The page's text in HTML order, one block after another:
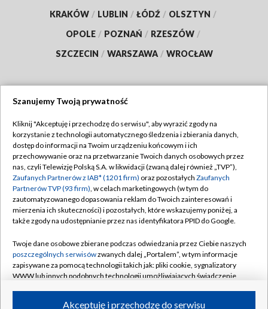
KRAKÓW / LUBLIN / ŁÓDŹ / OLSZTYN /
OPOLE / POZNAŃ / RZESZÓW /
SZCZECIN / WARSZAWA / WROCŁAW
TVP
Abonament TVP
Emisja w TVP
Centrum informacji TVP
Naziemna Telewizja Cyfrowa
Rada Programowa
System NOS
Informacje o nadawcy
Regulamin TVP
Polityka prywatności
Moje zgody
Pomoc
Kontakt
Kanały
Szanujemy Twoją prywatność
Kliknij "Akceptuję i przechodzę do serwisu", aby wyrazić zgody na
korzystanie z technologii automatycznego śledzenia i zbierania danych,
dostęp do informacji na Twoim urządzeniu końcowym i ich
przechowywanie oraz na przetwarzanie Twoich danych osobowych przez
nas, czyli Telewizję Polską S.A. w likwidacji (zwaną dalej również „TVP”),
Zaufanych Partnerów z IAB* (1201 firm) oraz pozostałych Zaufanych
Partnerów TVP (93 firm), w celach marketingowych (w tym do
zautomatyzowanego dopasowania reklam do Twoich zainteresowań i
mierzenia ich skuteczności) i pozostałych, które wskazujemy poniżej, a
także zgody na udostępnianie przez nas identyfikatora PPID do Google.
Twoje dane osobowe zbierane podczas odwiedzania przez Ciebie naszych
poszczególnych serwisówzwanych dalej „Portalem”, w tym informacje
zapisywane za pomocą technologii takich jak: pliki cookie, sygnalizatory
WWW lub innych podobnych technologii umożliwiających świadczenie
Akceptuję i przechodzę do serwisu